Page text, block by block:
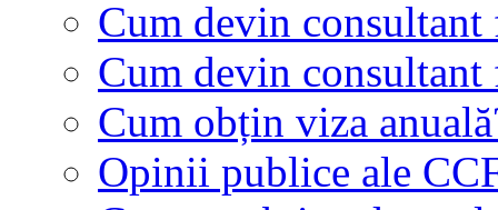
Cum devin consultant
Cum devin consultant
Cum obțin viza
Opinii publice ale